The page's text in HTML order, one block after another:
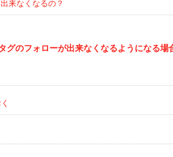
来なくなるの？
グのフォローが出来なくなるようになる場